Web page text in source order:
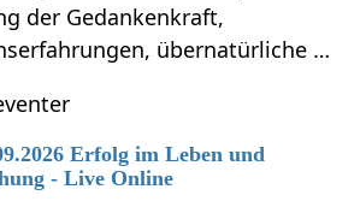
der Gedankenkraft,
übernatürliche …
Erfolg im Leben und
- Live Online